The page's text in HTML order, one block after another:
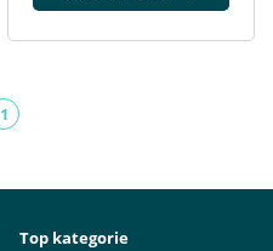
1(aktuální)
Top kategorie